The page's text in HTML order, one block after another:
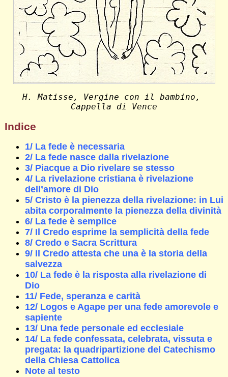
H. Matisse, Vergine con il bambino,
Cappella di Vence
Indice
1/ La fede è necessaria
2/ La fede nasce dalla rivelazione
3/ Piacque a Dio rivelare se stesso
4/ La rivelazione cristiana è rivelazione
dell’amore di Dio
5/ Cristo è la pienezza della rivelazione: in Lui
abita corporalmente la pienezza della divinità
6/ La fede è semplice
7/ Il Credo esprime la semplicità della fede
8/ Credo e Sacra Scrittura
9/ Il Credo attesta che una è la storia della
salvezza
10/ La fede è la risposta alla rivelazione di
Dio
11/ Fede, speranza e carità
12/ Logos e Agape per una fede amorevole e
sapiente
13/ Una fede personale ed ecclesiale
14/ La fede confessata, celebrata, vissuta e
pregata: la quadripartizione del Catechismo
della Chiesa Cattolica
Note al testo